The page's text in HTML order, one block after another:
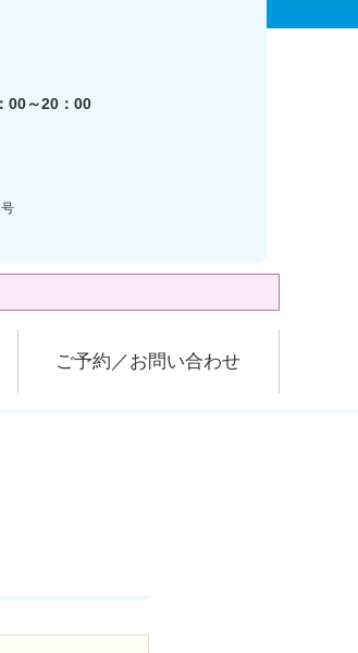
00～20：00
ご予約／お問い合わせ